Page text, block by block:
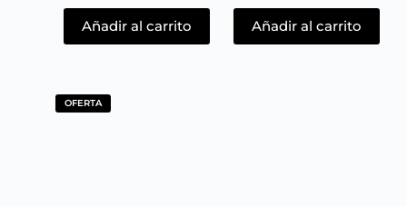
Añadir al carrito Añadir al carrito
OFERTA